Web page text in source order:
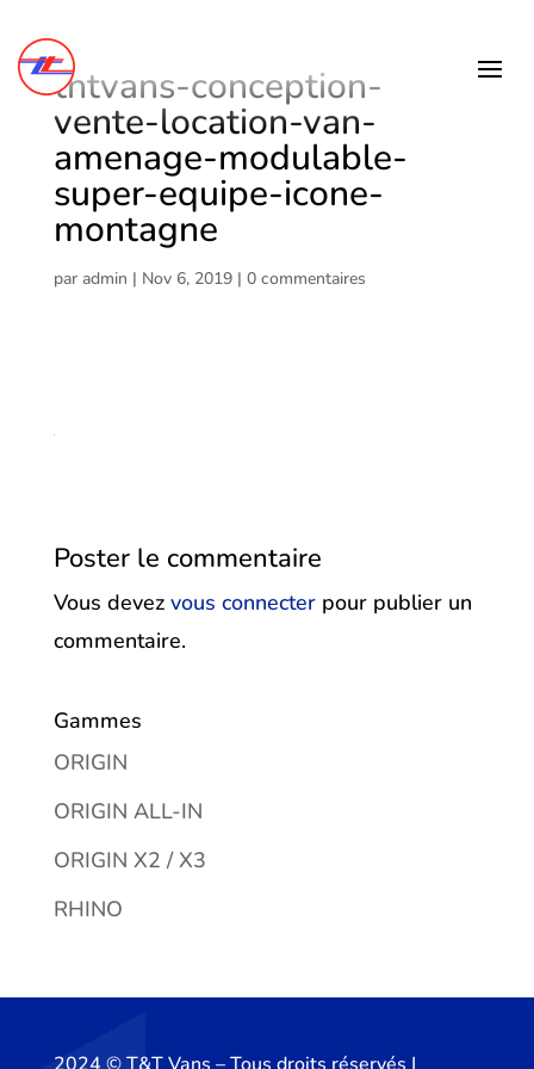
tntvans-conception-
vente-location-van-
amenage-modulable-
super-equipe-icone-
montagne
par admin | Nov 6, 2019| 0 commentaires
Poster le commentaire
Vous devez vous connecterpour publier un
commentaire.
Gammes
ORIGIN
ORIGIN ALL-IN
ORIGIN X2 / X3
RHINO